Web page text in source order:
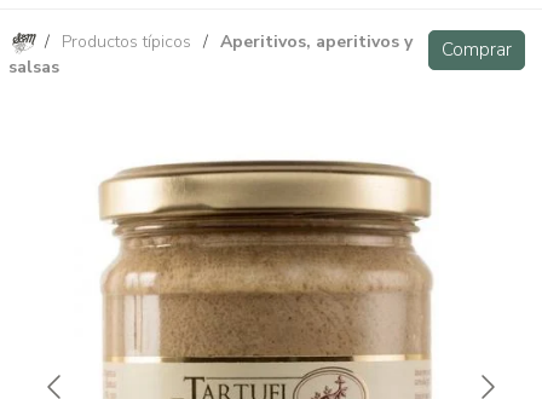
/ Productos típicos / Aperitivos, aperitivos y
salsas
Comprar
Crema de hongos porcini 180 g Comprar